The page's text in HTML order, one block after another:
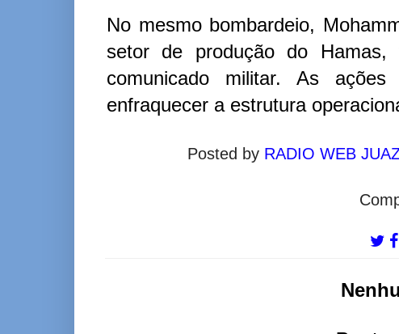
No mesmo bombardeio,
setor de produção do
comunicado militar. As
enfraquecer a estrutura
Posted by RADIO WEB